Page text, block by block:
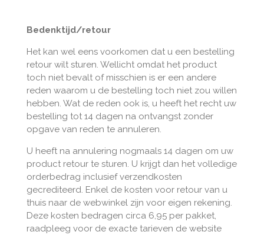
Bedenktijd/retour
Het kan wel eens voorkomen dat u een bestelling
retour wilt sturen. Wellicht omdat het product
toch niet bevalt of misschien is er een andere
reden waarom u de bestelling toch niet zou willen
hebben. Wat de reden ook is, u heeft het recht uw
bestelling tot 14 dagen na ontvangst zonder
opgave van reden te annuleren.
U heeft na annulering nogmaals 14 dagen om uw
product retour te sturen. U krijgt dan het volledige
orderbedrag inclusief verzendkosten
gecrediteerd. Enkel de kosten voor retour van u
thuis naar de webwinkel zijn voor eigen rekening.
Deze kosten bedragen circa 6,95 per pakket,
raadpleeg voor de exacte tarieven de website